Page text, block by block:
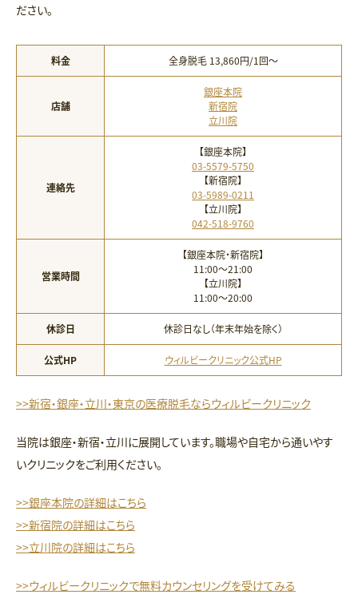
ださい。
料金 全身脱毛 13,860円/1回〜
店舗
銀座本院
新宿院
立川院
連絡先
【銀座本院】
03-5579-5750
【新宿院】
03-5989-0211
【立川院】
042-518-9760
営業時間
【銀座本院・新宿院】
11:00〜21:00
【立川院】
11:00〜20:00
休診日 休診日なし（年末年始を除く）
公式HP ウィルビークリニック公式HP
>>新宿・銀座・立川・東京の医療脱毛ならウィルビークリニック
当院は銀座・新宿・立川に展開しています。職場や自宅から通いやす
いクリニックをご利用ください。
>>銀座本院の詳細はこちら
>>新宿院の詳細はこちら
>>立川院の詳細はこちら
>>ウィルビークリニックで無料カウンセリングを受けてみる